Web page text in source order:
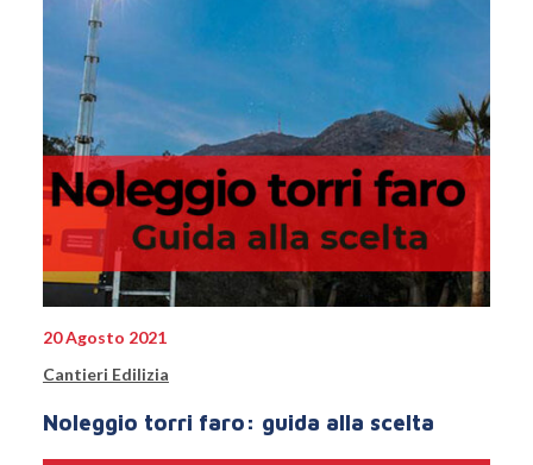
20 Agosto 2021
Cantieri Edilizia
Noleggio torri faro: guida alla scelta